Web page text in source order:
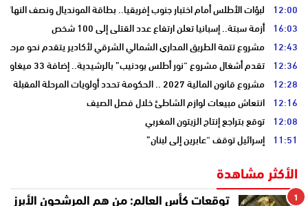
12:00 لبؤات الأطلس أمام اختبار جنوب إفريقيا.. بطاقة المونديال ونصف
16:03 أزمة سبتة.. إسبانيا تعلن ارتفاع عدد القتلى إلى 100 شخص
12:43 مشروع تتمة الطريق المداري الشمالي الشرقي لأكادير يتقدم نحو مرحلة
12:36 تقدم أشغال مشروع “نور أطلس بودنيب” بالرشيدية.. إضافة 33 ميغاوات إلى الشبكة الوطنية
12:28 مشروع قانون المالية 2027 .. الحكومة تحدد أولويات المرحلة المقبلة
12:16 انتعاش مبيعات لوازم الشاطئ خلال فصل الصيف
12:08 توقع بتراجع إنتاج الزيتون المغربي
11:51 إسرائيل توقف “عابرين إلى لبنان”
الأكثر مشاهدة
1
توقعات كأس العالم: من هم المرشحون الأبرز